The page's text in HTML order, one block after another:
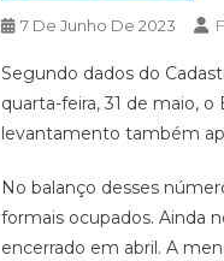
7 De Junho De 2023
Segundo dados do
quarta-feira, 31 de maio,
levantamento também
No balanço desses
formais ocupados. Ainda
encerrado em abril. A